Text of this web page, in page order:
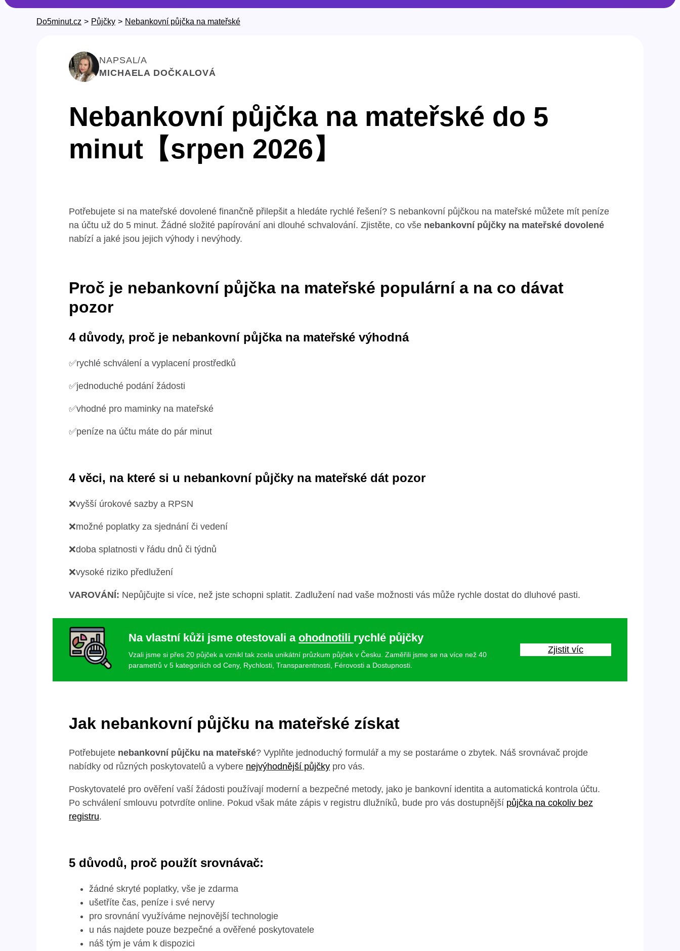
Do5minut.cz > Půjčky > Nebankovní půjčka na mateřské
NAPSAL/A
MICHAELA DOČKALOVÁ
Nebankovní půjčka na mateřské do 5
minut【srpen 2026】
Potřebujete si na mateřské dovolené finančně přilepšit a hledáte rychlé řešení? S nebankovní půjčkou na mateřské můžete mít peníze
na účtu už do 5 minut. Žádné složité papírování ani dlouhé schvalování. Zjistěte, co vše nebankovní půjčky na mateřské dovolené
nabízí a jaké jsou jejich výhody i nevýhody.
Proč je nebankovní půjčka na mateřské populární a na co dávat
pozor
4 důvody, proč je nebankovní půjčka na mateřské výhodná
✅rychlé schválení a vyplacení prostředků
✅jednoduché podání žádosti
✅vhodné pro maminky na mateřské
✅peníze na účtu máte do pár minut
4 věci, na které si u nebankovní půjčky na mateřské dát pozor
❌vyšší úrokové sazby a RPSN
❌možné poplatky za sjednání či vedení
❌doba splatnosti v řádu dnů či týdnů
❌vysoké riziko předlužení
VAROVÁNÍ: Nepůjčujte si více, než jste schopni splatit. Zadlužení nad vaše možnosti vás může rychle dostat do dluhové pasti.
Na vlastní kůži jsme otestovali a ohodnotili rychlé půjčky
Vzali jsme si přes 20 půjček a vznikl tak zcela unikátní průzkum půjček v Česku. Zaměřili jsme se na více než 40
parametrů v 5 kategoriích od Ceny, Rychlosti, Transparentnosti, Férovosti a Dostupnosti.
Zjistit víc
Jak nebankovní půjčku na mateřské získat
Potřebujete nebankovní půjčku na mateřské? Vyplňte jednoduchý formulář a my se postaráme o zbytek. Náš srovnávač projde
nabídky od různých poskytovatelů a vybere nejvýhodnější půjčky pro vás.
Poskytovatelé pro ověření vaší žádosti používají moderní a bezpečné metody, jako je bankovní identita a automatická kontrola účtu.
Po schválení smlouvu potvrdíte online. Pokud však máte zápis v registru dlužníků, bude pro vás dostupnější půjčka na cokoliv bez
registru.
5 důvodů, proč použít srovnávač:
žádné skryté poplatky, vše je zdarma
ušetříte čas, peníze i své nervy
pro srovnání využíváme nejnovější technologie
u nás najdete pouze bezpečné a ověřené poskytovatele
náš tým je vám k dispozici